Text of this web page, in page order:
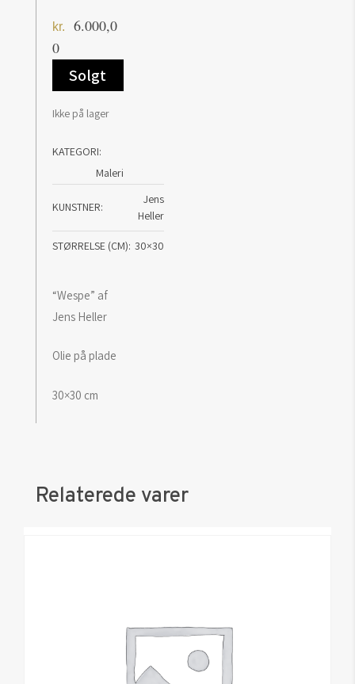
kr.
6.000,0
0
Solgt
Ikke på lager
KATEGORI:
Maleri
KUNSTNER
Jens
Heller
STØRRELSE (CM) 30×30
“Wespe” af
Jens Heller
Olie på plade
30×30 cm
Relaterede varer